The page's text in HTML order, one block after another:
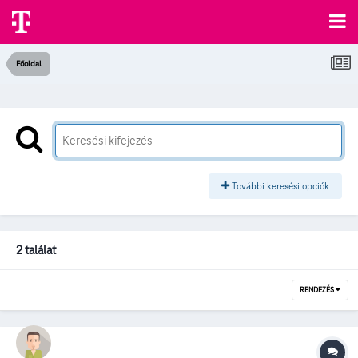
Főoldal
További keresési opciók
2 találat
RENDEZÉS